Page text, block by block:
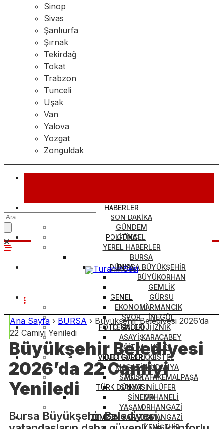
Sinop
Sivas
Şanlıurfa
Şırnak
Tekirdağ
Tokat
Trabzon
Tunceli
Uşak
Van
Yalova
Yozgat
Zonguldak
HABERLER
SON DAKİKA
GÜNDEM
GÜNCEL
YEREL HABERLER
BURSA
BURSA BÜYÜKŞEHİR
BÜYÜKORHAN
GEMLİK
GÜRSU
HARMANCIK
İNEGÖL
İZNİK
KARACABEY
KELES
KESTEL
MUDANYA
MUSTAFAKEMALPAŞA
NİLÜFER
ORHANELİ
ORHANGAZİ
OSMANGAZİ
YENİŞEHİR
POLİTİKA
DÜNYA
GENEL
EKONOMİ
SPOR
TEKNOLOJİ
ASAYİŞ
EĞİTİM
METEOROLOJİ
MAGAZİN
SAĞLIK
SANAT
SİNEMA
YAŞAM
FOTO GALERİ
VİDEO GALERİ
TÜRK DÜNYASI
ZEMZEM PAPATYA
Ana Sayfa › BURSA › Büyükşehir Belediyesi 2026’da
22 Camiyi Yeniledi
Büyükşehir Belediyesi
2026’da 22 Camiyi
Yeniledi
Bursa Büyükşehir Belediyesi,